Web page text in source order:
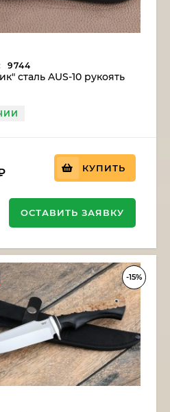
9744
сталь AUS-10 рукоять
КУПИТЬ
ОСТАВИТЬ ЗАЯВКУ
-15%